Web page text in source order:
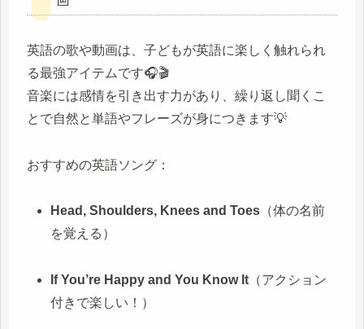
英語の歌や動画は、子どもが英語に楽しく触れられ
る最強アイテムです🎧🎬
音楽には感情を引き出す力があり、繰り返し聞くこ
とで自然と単語やフレーズが身につきます💡
おすすめの英語ソング：
Head, Shoulders, Knees and Toes （体の名前
を覚える）
If You’re Happy and You Know It （アクション
付きで楽しい！）